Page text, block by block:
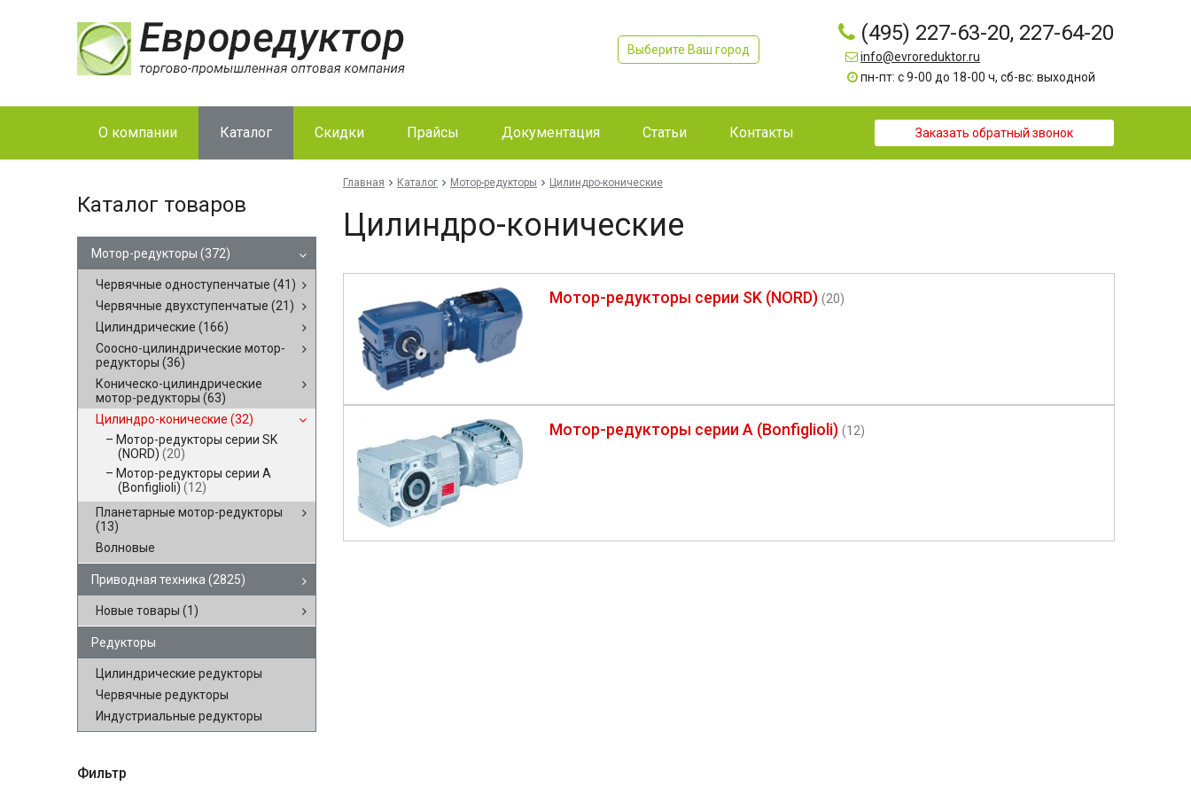
Выберите Ваш город
(495) 227-63-20, 227-64-20
info@evroreduktor.ru
пн-пт: с 9-00 до 18-00 ч, сб-вс: выходной
О компании Каталог Скидки Прайсы Документация Статьи Контакты Заказать обратный звонок
Каталог товаров
Мотор-редукторы (372)
Червячные одноступенчатые (41)
Червячные двухступенчатые (21)
Цилиндрические (166)
Соосно-цилиндрические мотор-
редукторы (36)
Коническо-цилиндрические
мотор-редукторы (63)
Цилиндро-конические (32)
Мотор-редукторы серии SK
(NORD) (20)
Мотор-редукторы серии A
(Bonfiglioli) (12)
Планетарные мотор-редукторы
(13)
Волновые
Приводная техника (2825)
Новые товары (1)
Редукторы
Цилиндрические редукторы
Червячные редукторы
Индустриальные редукторы
Фильтр
Главная Каталог Мотор-редукторы Цилиндро-конические
Цилиндро-конические
Мотор-редукторы серии SK (NORD) (20)
Мотор-редукторы серии A (Bonfiglioli) (12)